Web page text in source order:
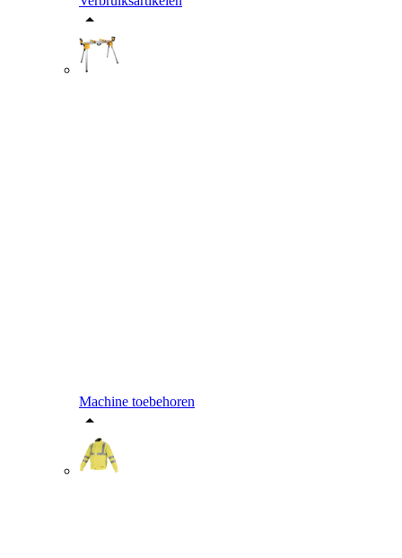
Machine toebehoren